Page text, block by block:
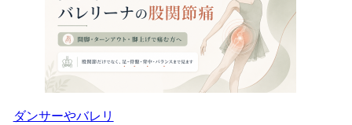
ダンサーやバレリ